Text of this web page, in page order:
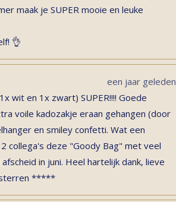
maak je SUPER mooie en leuke
👌
een jaar geleden
wit en 1x zwart) SUPER!!!! Goede
voile kadozakje eraan gehangen (door
en smiley confetti. Wat een
collega's deze "Goody Bag" met veel
in juni. Heel hartelijk dank, lieve
sterren *****